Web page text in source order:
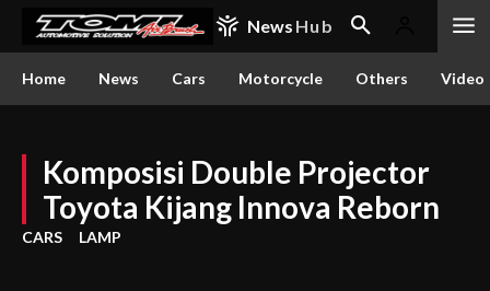
News Hub
Home News Cars Motorcycle Others Video
Komposisi Double Projector
Toyota Kijang Innova Reborn
CARS LAMP